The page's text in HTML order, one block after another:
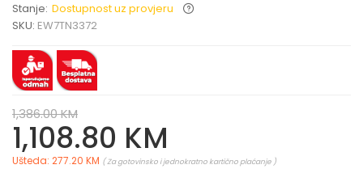
Stanje: Dostupnost uz provjeru
SKU: EW7TN3372
1,386.00 KM
1,108.80 KM
Ušteda: 277.20 KM ( Za gotovinsko i jednokratno kartično plaćanje )